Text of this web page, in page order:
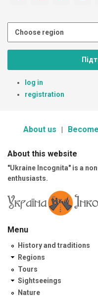
log in
registration
About us
About this website
"Ukraine Incognita" is a
enthusiasts.
Menu
History and traditions
Regions
Tours
Sightseeings
Nature